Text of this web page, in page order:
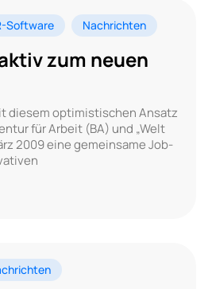
Software Nachrichten
zum neuen
diesem optimistischen Ansatz
für Arbeit (BA) und „Welt
2009 eine gemeinsame Job-